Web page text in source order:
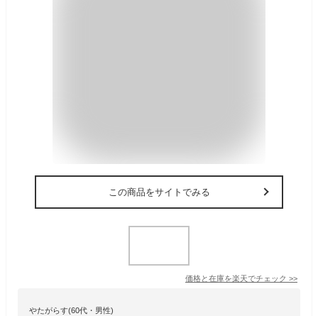
この商品をサイトでみる
価格と在庫を楽天でチェック >>
やたがらす(60代・男性)